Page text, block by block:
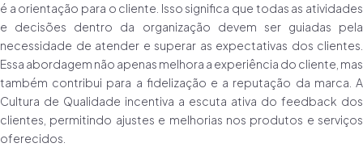
é a orientação para o cliente. Isso significa que todas as atividades
e decisões dentro da organização devem ser guiadas pela
necessidade de atender e superar as expectativas dos clientes.
Essa abordagem não apenas melhora a experiência do cliente, mas
também contribui para a fidelização e a reputação da marca. A
Cultura de Qualidade incentiva a escuta ativa do feedback dos
clientes, permitindo ajustes e melhorias nos produtos e serviços
oferecidos.